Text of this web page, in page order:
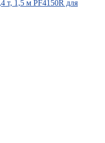
т, 1,5 м PF4150R для